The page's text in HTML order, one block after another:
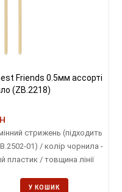
Friends 0.5мм ассорті
(ZB.2218)
стрижень (підходить
01) / колір чорнила -
пластик / товщина лінії
У КОШИК